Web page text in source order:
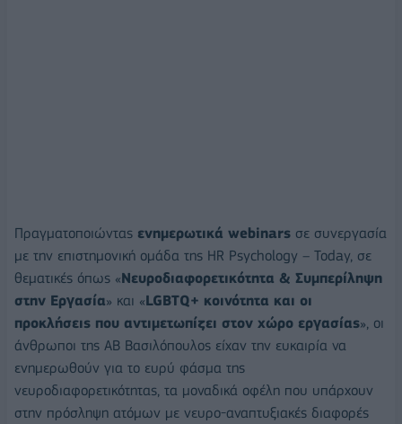
Πραγματοποιώντας ενημερωτικά webinars σε συνεργασία
με την επιστημονική ομάδα της HR Psychology – Today, σε
θεματικές όπως «Νευροδιαφορετικότητα & Συμπερίληψη
στην Εργασία» και «LGBTQ+ κοινότητα και οι
προκλήσεις που αντιμετωπίζει στον χώρο εργασίας», οι
άνθρωποι της ΑΒ Βασιλόπουλος είχαν την ευκαιρία να
ενημερωθούν για το ευρύ φάσμα της
νευροδιαφορετικότητας, τα μοναδικά οφέλη που υπάρχουν
στην πρόσληψη ατόμων με νευρο-αναπτυξιακές διαφορές